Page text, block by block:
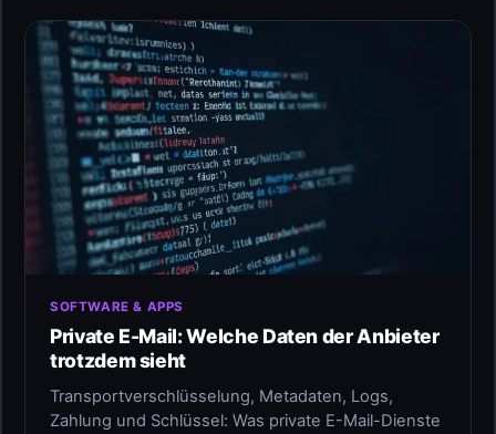
SOFTWARE & APPS
Private E-Mail: Welche Daten der Anbieter
trotzdem sieht
Transportverschlüsselung, Metadaten, Logs,
Zahlung und Schlüssel: Was private E-Mail-Dienste